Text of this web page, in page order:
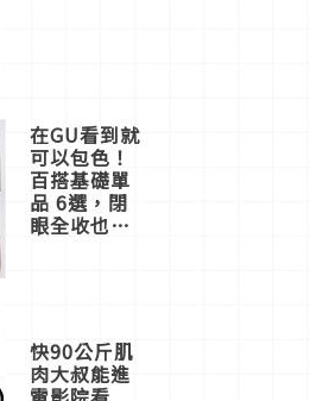
在GU看到就
可以包色！
百搭基礎單
品 6選，閉
眼全收也不
快90公斤肌
肉大叔能進